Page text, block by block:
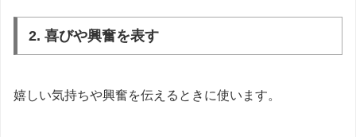
2. 喜びや興奮を表す
嬉しい気持ちや興奮を伝えるときに使います。